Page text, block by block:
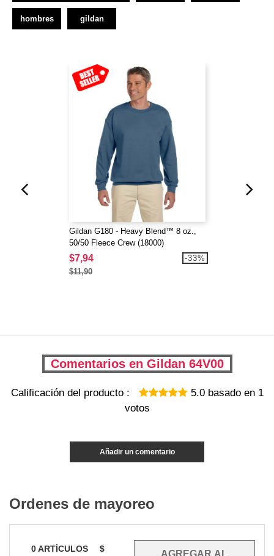
hombres gildan
Gildan G180 - Heavy Blend™ 8 oz.,
50/50 Fleece Crew (18000)
$7,94
$11,90
-33%
Comentarios en Gildan 64V00
Calificación del producto : 5.0basado en 1
votos
Añadir un comentario
Ordenes de mayoreo
0ARTÍCULOS
$